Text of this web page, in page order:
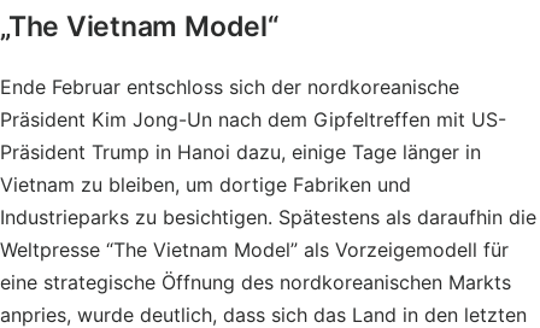
„The Vietnam Model“
Ende Februar entschloss sich der nordkoreanische
Präsident Kim Jong-Un nach dem Gipfeltreffen mit US-
Präsident Trump in Hanoi dazu, einige Tage länger in
Vietnam zu bleiben, um dortige Fabriken und
Industrieparks zu besichtigen. Spätestens als daraufhin die
Weltpresse “The Vietnam Model” als Vorzeigemodell für
eine strategische Öffnung des nordkoreanischen Markts
anpries, wurde deutlich, dass sich das Land in den letzten